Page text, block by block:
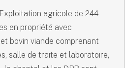
agricole de 244
en propriété avec
bovin viande comprenant
salle de traite et laboratoire,